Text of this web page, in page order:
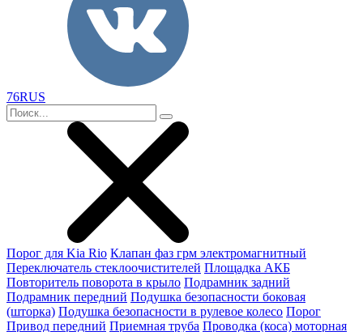
76RUS
Порог для Kia Rio Клапан фаз грм электромагнитный
Переключатель стеклоочистителей Площадка АКБ
Повторитель поворота в крыло Подрамник задний
Подрамник передний Подушка безопасности боковая
(шторка) Подушка безопасности в рулевое колесо Порог
Привод передний Приемная труба Проводка (коса) моторная